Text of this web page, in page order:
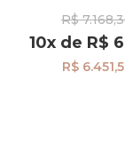
Quadrada
al40001
R$
10xde R$
R$